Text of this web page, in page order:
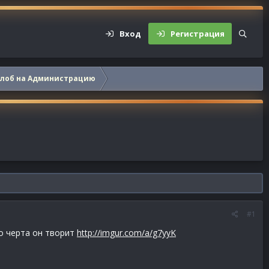
Вход Регистрация
на Администрацию
#1
черта он творит http://imgur.com/a/g7yyK